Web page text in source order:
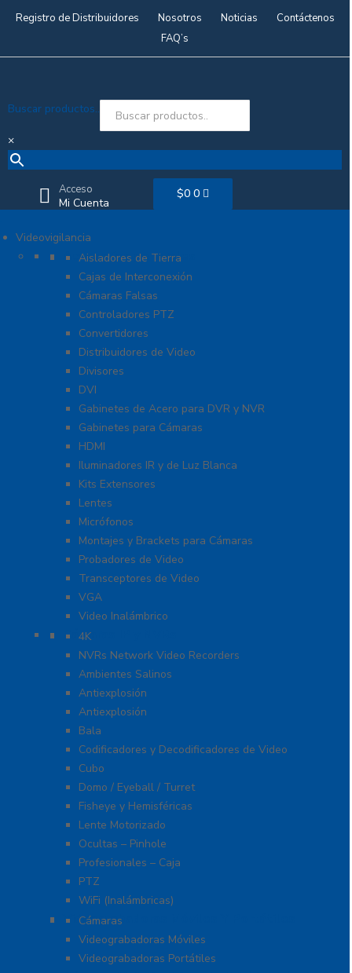
Registro de Distribuidores Nosotros Noticias
Contáctenos
FAQ’s
Buscar productos..
×
Acceso
Mi Cuenta
$0 0
Videovigilancia
Accesorios generales
Aisladores de Tierra
Cajas de Interconexión
Cámaras Falsas
Controladores PTZ
Convertidores
Distribuidores de Video
Divisores
DVI
Gabinetes de Acero para DVR y NVR
Gabinetes para Cámaras
HDMI
Iluminadores IR y de Luz Blanca
Kits Extensores
Lentes
Micrófonos
Montajes y Brackets para Cámaras
Probadores de Video
Transceptores de Video
VGA
Video Inalámbrico
Cámaras IP y NVRs
4K
NVRs Network Video Recorders
Ambientes Salinos
Antiexplosión
Antiexplosión
Bala
Codificadores y Decodificadores de Video
Cubo
Domo / Eyeball / Turret
Fisheye y Hemisféricas
Lente Motorizado
Ocultas – Pinhole
Profesionales – Caja
PTZ
WiFi (Inalámbricas)
Videograbadoras Móviles Y Portátiles
Cámaras
Videograbadoras Móviles
Videograbadoras Portátiles